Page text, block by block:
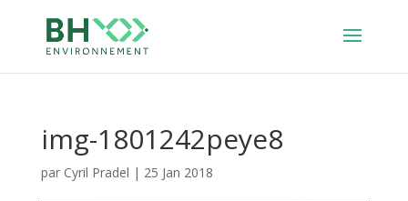
img-1801242peye8
par Cyril Pradel | 25 Jan 2018